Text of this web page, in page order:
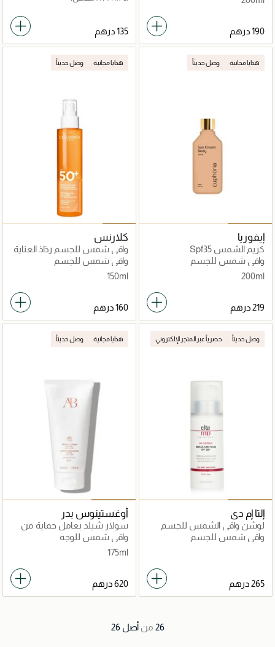
هدايا مجانية وصل حديثاً
إيفوريا
كريم الشمس Spf35
واقي شمس للجسم
200ml
هدايا مجانية وصل حديثاً
كلارنس
واقي شمس للجسم رذاذ العناية
الشمسية المتوهجة بعامل
حماية عالي جدًا SPF 50+
واقي شمس للجسم
150ml
وصل حديثاً حصرياً عبر المتجر الإلكتروني
إلتا إم دي
لوشن واقي الشمس للجسم
الكامل
واقي شمس للجسم
هدايا مجانية وصل حديثاً
أوغستينوس بدر
سولار شيلد بعامل حماية من
الشمس SPF 50
واقي شمس للوجه
175ml
26 من أصل 26